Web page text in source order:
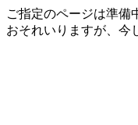
ご指定のページは準備
おそれいりますが、今